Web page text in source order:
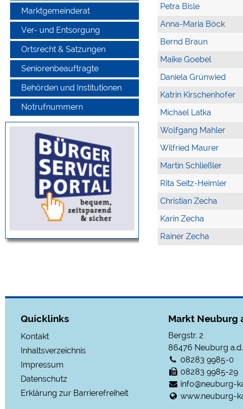
Marktgemeinderat
Ver- und Entsorgung
Ortsrecht & Satzungen
Seniorenbeauftragte
Behörden und Institutionen
Notrufnummern
Petra Bisle
Anna-Maria Böck
Bernd Braun
Maike Goebel
Daniela Grünwied
Katrin Kirschenhofer
Michael Latka
Wolfgang Mahler
Wilfried Maurer
Martin Schließler
Rita Seitz-Heimler
Christian Zecha
Karin Zecha
Rainer Zecha
Quicklinks
Kontakt
Inhaltsverzeichnis
Impressum
Datenschutz
Erklärung zur Barrierefreiheit
Markt Neuburg
Bergstr. 2
86476 Neuburg
08283 9985-0
08283 9985-29
info@neuburg-
www.neuburg-